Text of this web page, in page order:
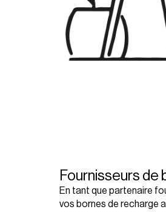
Fournisseurs de
En tant que partenaire
vos bornes de recharge